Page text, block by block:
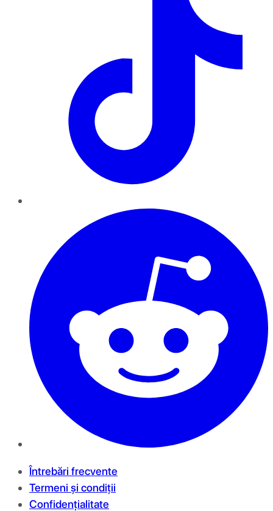
Întrebări frecvente
Termeni și condiții
Confidențialitate